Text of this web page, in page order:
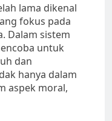
lama dikenal
fokus pada
Dalam sistem
untuk
dan
hanya dalam
aspek moral,